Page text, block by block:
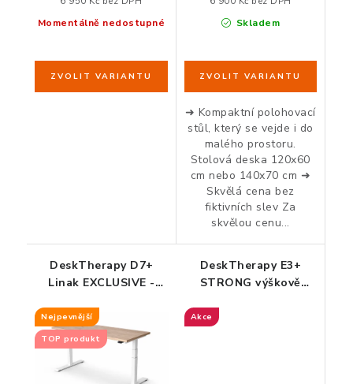
Momentálně nedostupné
Skladem
➜ Kompaktní polohovací
stůl, který se vejde i do
malého prostoru.
Stolová deska 120x60
cm nebo 140x70 cm ➜
Skvělá cena bez
fiktivních slev Za
skvělou cenu...
DeskTherapy D7+
Linak EXCLUSIVE -
nastavitelný stůl
Nejpevnější
TOP produkt
DeskTherapy E3+
STRONG výškově
Akce